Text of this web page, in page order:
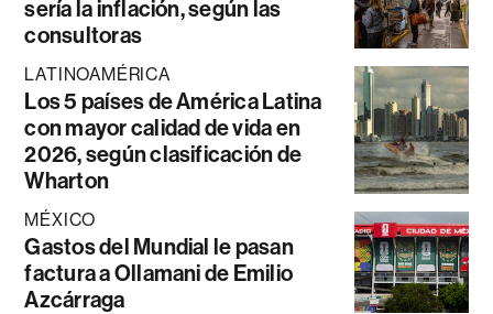
sería la inflación, según las
consultoras
LATINOAMÉRICA
Los 5 países de América Latina
con mayor calidad de vida en
2026, según clasificación de
Wharton
MÉXICO
Gastos del Mundial le pasan
factura a Ollamani de Emilio
Azcárraga